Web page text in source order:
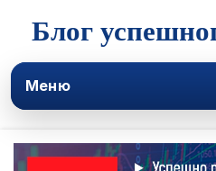
Блог
Меню